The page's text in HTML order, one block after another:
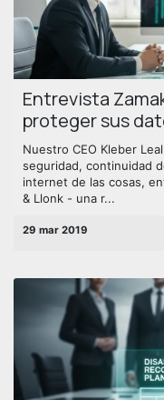
Entrevista
proteger sus
Nuestro CEO Kleber
seguridad, continuidad
internet de las cosas,
& Llonk - una r...
29 mar 2019